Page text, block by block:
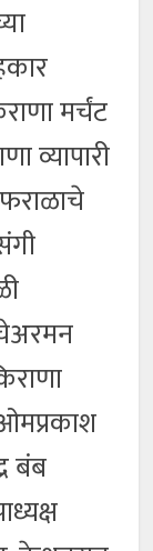
मर्चंट
व्यापारी
बंब